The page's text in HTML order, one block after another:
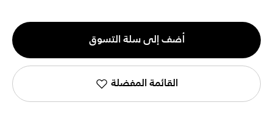
الكمية
1
أضف إلى سلة التسوق
القائمة المفضلة